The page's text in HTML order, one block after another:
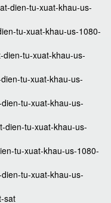
dien-tu-xuat-khau-us-
tu-xuat-khau-us-1080-
tu-xuat-khau-us-
tu-xuat-khau-us-
tu-xuat-khau-us-
dien-tu-xuat-khau-us-
tu-xuat-khau-us-1080-
tu-xuat-khau-us-
sat